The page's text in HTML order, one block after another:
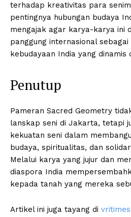
terhadap kreativitas para
pentingnya hubungan budaya
mengajak agar karya-karya ini
panggung internasional
kebudayaan India yang dinamis
Penutup
Pameran Sacred Geometry
lanskap seni di Jakarta, tetapi
kekuatan seni dalam
budaya, spiritualitas, dan
Melalui karya yang jujur dan
diaspora India
kepada tanah yang mereka
Artikel ini juga tayang di vritimes